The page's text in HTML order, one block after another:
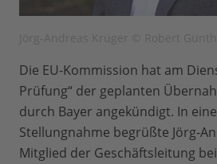
Die EU-Kommission hat am
Prüfung“ der geplanten
durch Bayer angekündigt. In
Stellungnahme begrüßte Jörg-
Mitglied der Geschäftsleitung